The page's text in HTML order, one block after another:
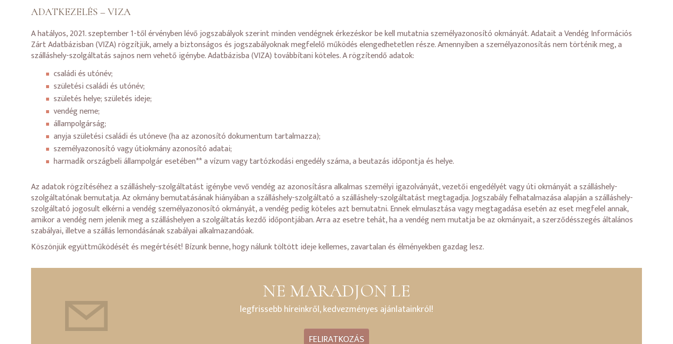
ADATKEZELÉS – VIZA
A hatályos, 2021. szeptember 1-től érvényben lévő jogszabályok szerint minden vendégnek érkezéskor be kell mutatnia személyazonosító okmányát. Adatait a Vendég Információs
Zárt Adatbázisban (VIZA) rögzítjük, amely a biztonságos és jogszabályoknak megfelelő működés elengedhetetlen része. Amennyiben a személyazonosítás nem történik meg, a
szálláshely-szolgáltatás sajnos nem vehető igénybe. Adatbázisba (VIZA) továbbítani köteles. A rögzítendő adatok:
családi és utónév;
születési családi és utónév;
születés helye; születés ideje;
vendég neme;
állampolgárság;
anyja születési családi és utóneve (ha az azonosító dokumentum tartalmazza);
személyazonosító vagy útiokmány azonosító adatai;
harmadik országbeli állampolgár esetében** a vízum vagy tartózkodási engedély száma, a beutazás időpontja és helye.
Az adatok rögzítéséhez a szálláshely-szolgáltatást igénybe vevő vendég az azonosításra alkalmas személyi igazolványát, vezetői engedélyét vagy úti okmányát a szálláshely-
szolgáltatónak bemutatja. Az okmány bemutatásának hiányában a szálláshely-szolgáltató a szálláshely-szolgáltatást megtagadja. Jogszabály felhatalmazása alapján a szálláshely-
szolgáltató jogosult elkérni a vendég személyazonosító okmányát, a vendég pedig köteles azt bemutatni. Ennek elmulasztása vagy megtagadása esetén az eset megfelel annak,
amikor a vendég nem jelenik meg a szálláshelyen a szolgáltatás kezdő időpontjában. Arra az esetre tehát, ha a vendég nem mutatja be az okmányait, a szerződésszegés általános
szabályai, illetve a szállás lemondásának szabályai alkalmazandóak.
Köszönjük együttműködését és megértését! Bízunk benne, hogy nálunk töltött ideje kellemes, zavartalan és élményekben gazdag lesz.
NE MARADJON LE
legfrissebb híreinkről, kedvezményes ajánlatainkról!
FELIRATKOZÁS